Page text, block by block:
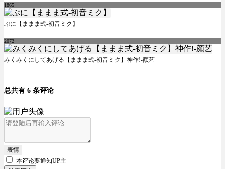
1865
ぷに【ままま式-初音ミク】
2072
みくみくにしてあげる【ままま式-初音ミク】神作!-颜艺
总共有 6 条评论
表情
本评论要通知UP主